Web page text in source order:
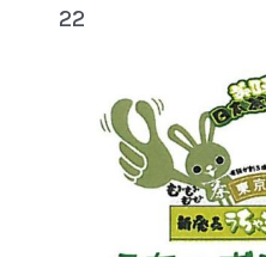
22